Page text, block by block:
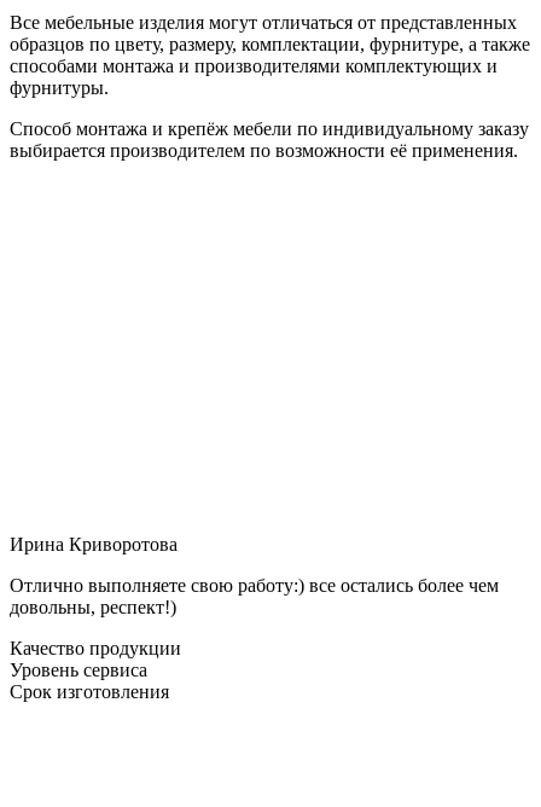
Все мебельные изделия могут отличаться от представленных
образцов по цвету, размеру, комплектации, фурнитуре, а также
способами монтажа и производителями комплектующих и
фурнитуры.
Способ монтажа и крепёж мебели по индивидуальному заказу
выбирается производителем по возможности её применения.
Ирина Криворотова
Отлично выполняете свою работу:) все остались более чем
довольны, респект!)
Качество продукции
Уровень сервиса
Срок изготовления